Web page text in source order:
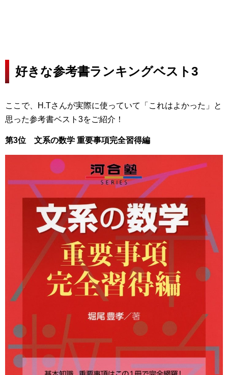
好きな参考書ランキングベスト3
ここで、H.Tさんが実際に使っていて「これはよかった」と
思った参考書ベスト3をご紹介！
第3位 文系の数学 重要事項完全習得編